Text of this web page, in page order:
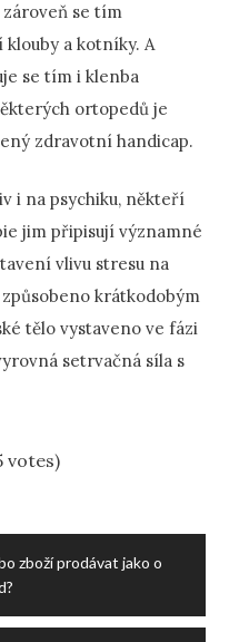
se tím
a kotníky. A
se tím i klenba
ortopedů je
zdravotní handicap.
i na psychiku, někteří
jim připisují významné
vlivu stresu na
krátkodobým
tělo vystaveno ve fázi
setrvačná síla s
votes)
zboží prodávat jako o